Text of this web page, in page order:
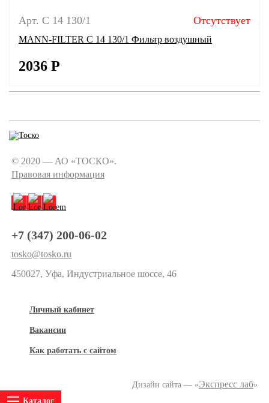
Арт. C 14 130/1 Отсутствует
MANN-FILTER C 14 130/1 Фильтр воздушный
2036 Р
© 2020 — АО «ТОСКО».
Правовая информация
+7 (347) 200-06-02
tosko@tosko.ru
450027, Уфа, Индустриальное шоссе, 46
Личный кабинет
Вакансии
Как работать с сайтом
Дизайн сайта — «Экспресс лаб»
Каталог